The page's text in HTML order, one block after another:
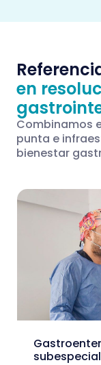
en
Combinamos
punta e
bienestar